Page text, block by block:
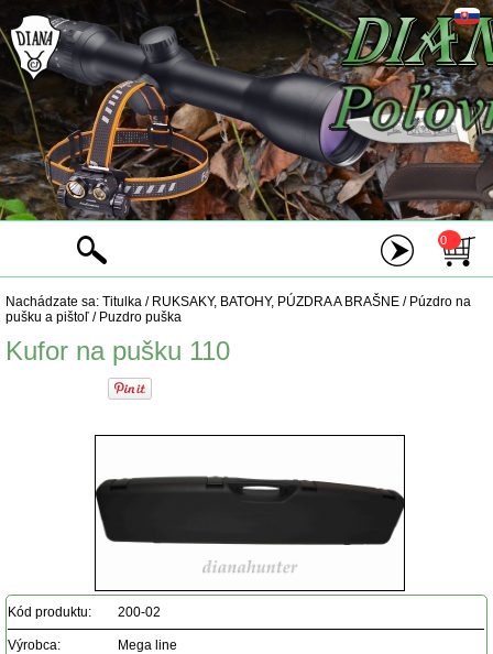
0
Nachádzate sa: Titulka / RUKSAKY, BATOHY, PÚZDRA A BRAŠNE / Púzdro na
pušku a pištoľ / Puzdro puška
Kufor na pušku 110
Kód produktu: 200-02
Výrobca: Mega line